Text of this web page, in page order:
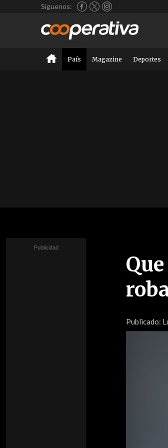
Síguenos:
País Magazine Deportes
Publicado: